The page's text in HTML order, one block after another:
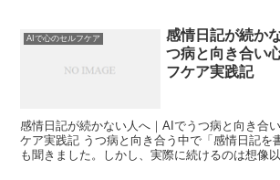
AIで心のセルフケア
感情日記が続か
つ病と向き合い
フケア実践記
感情日記が続かない人へ｜AIでうつ病と向き合
ケア実践記 うつ病と向き合う中で「感情日記を
も聞きました。しかし、実際に続けるのは想像